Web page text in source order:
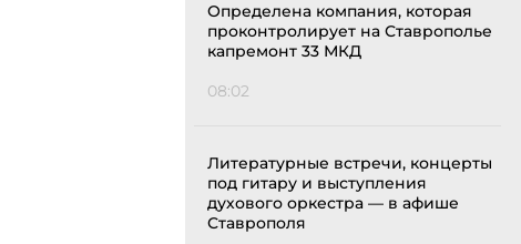
Определена компания, которая
проконтролирует на Ставрополье
капремонт 33 МКД
08:02
Литературные встречи, концерты
под гитару и выступления
духового оркестра — в афише
Ставрополя